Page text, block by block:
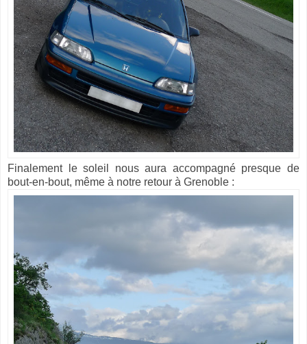
Finalement le soleil nous aura accompagné presque de
bout-en-bout, même à notre retour à Grenoble :